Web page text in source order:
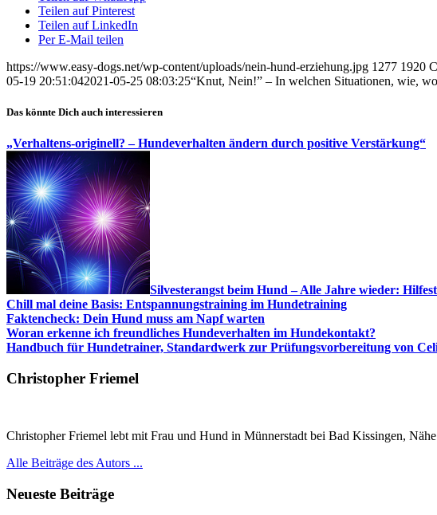
Teilen auf Pinterest
Teilen auf LinkedIn
Per E-Mail teilen
https://www.easy-dogs.net/wp-content/uploads/nein-hund-erziehung.jpg 1277 1920
05-19 20:51:042021-05-25 08:03:25“Knut, Nein!” – In welchen Situationen, wie,
Das könnte Dich auch interessieren
„Verhaltens-originell? – Hundeverhalten ändern durch positive Verstärkung“
Silvesterangst beim Hund – Alle Jahre wieder:
Chill mal deine Basis: Entspannungstraining im Hundetraining
Faktencheck: Dein Hund muss am Napf warten
Woran erkenne ich freundliches Hundeverhalten im Hundekontakt?
Handbuch für Hundetrainer, Standardwerk zur Prüfungsvorbereitung von
Christopher Friemel
Christopher Friemel lebt mit Frau und Hund in Münnerstadt bei Bad Kissingen,
Alle Beiträge des Autors ...
Neueste Beiträge